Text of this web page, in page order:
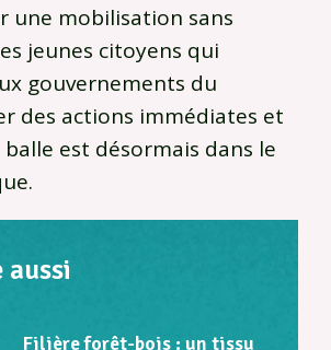
une mobilisation sans
jeunes citoyens qui
gouvernements du
des actions immédiates et
balle est désormais dans le
Filière forêt-bois : un tissu